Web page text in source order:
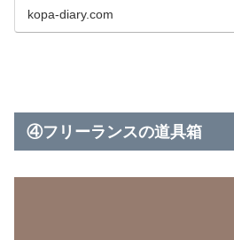
kopa-diary.com
④フリーランスの道具箱